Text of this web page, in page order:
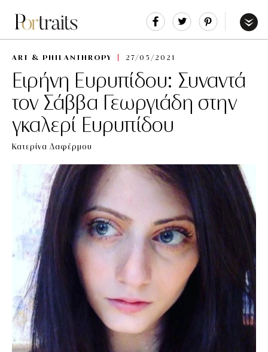
Share Tweet
ART & PHILANTHROPY 27/05/2021
Ειρήνη Ευρυπίδου: Συναντά
τον Σάββα Γεωργιάδη στην
γκαλερί Ευρυπίδου
Κατερίνα Δαφέρμου